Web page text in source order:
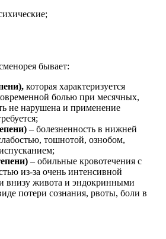
бывает:
которая характеризуется
болью при месячных,
не нарушена и применение
– болезненность в нижней
тошнотой, ознобом,
– обильные кровотечения с
из-за очень интенсивной
внизу живота и эндокринными
потери сознания, рвоты, боли в